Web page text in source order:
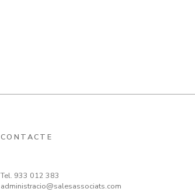
CONTACTE
Tel. 933 012 383
administracio@salesassociats.com